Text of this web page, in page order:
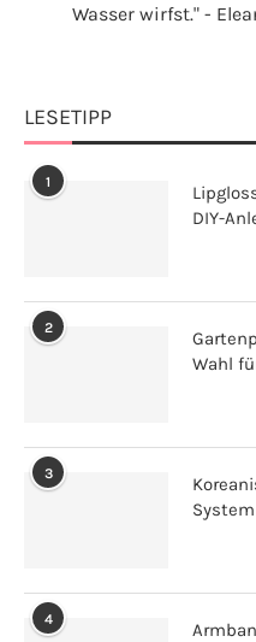
Wasser wirfst." -
LESETIPP
1
DIY-
2
Wahl
3
4